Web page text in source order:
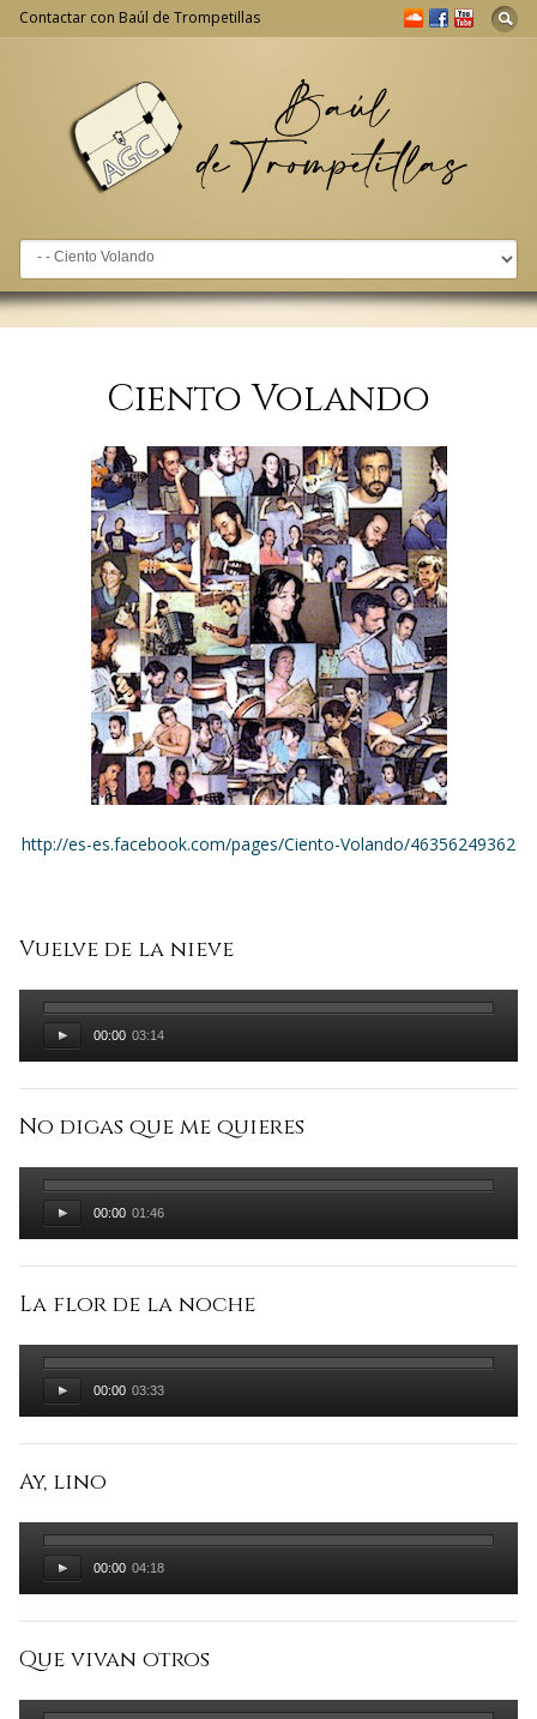
Go to:
Contactar con Baúl de Trompetillas
Ciento Volando
http://es-es.facebook.com/pages/Ciento-Volando/46356249362
Vuelve de la nieve
00:00 03:14
No digas que me quieres
00:00 01:46
La flor de la noche
00:00 03:33
Ay, lino
00:00 04:18
Que vivan otros